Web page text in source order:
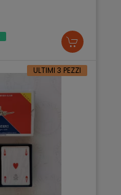
ULTIMI 3 PEZZI